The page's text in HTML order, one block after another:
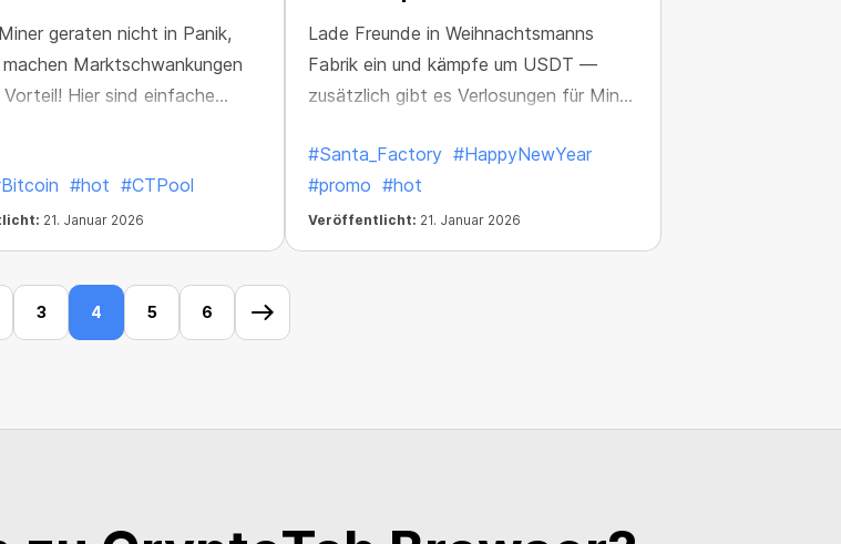
geraten nicht in Panik,
Marktschwankungen
Vorteil! Hier sind einfache
#hot #CTPool
21. Januar 2026
Lade Freunde in Weihnachtsmanns
Fabrik ein und kämpfe um USDT —
zusätzlich gibt es Verlosungen für Miner
#Santa_Factory #HappyNewYear
#promo #hot
Veröffentlicht: 21. Januar 2026
3 4 5 6